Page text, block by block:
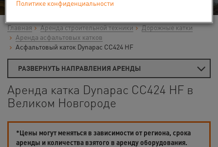
Главная Аренда строительной техники
Дорожные катки
Аренда асфальтовых катков
Асфальтовый каток Dynapac CC424 HF
РАЗВЕРНУТЬ НАПРАВЛЕНИЯ АРЕНДЫ
Аренда катка Dynapac CC424 HF в
Великом Новгороде
*Цены могут меняться в зависимости от региона, срока
аренды и количества взятого в аренду оборудования.
Политике конфиденциальности